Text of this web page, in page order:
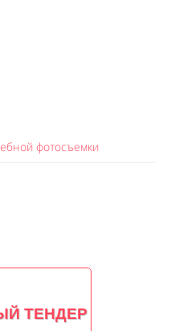
фотосъемки
ТЕНДЕР